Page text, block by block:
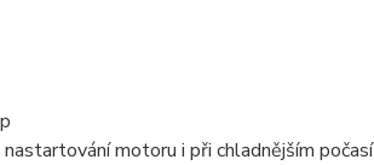
motoru i při chladnějším počasí